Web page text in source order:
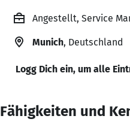
Angestellt, Service
Munich, Deutschland
Logg Dich ein, um alle
Fähigkeiten und